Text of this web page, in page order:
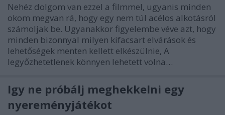
Nehéz dolgom van ezzel a filmmel, ugyanis minden
okom megvan rá, hogy egy nem túl acélos alkotásról
számoljak be. Ugyanakkor figyelembe véve azt, hogy
minden bizonnyal milyen kifacsart elvárások és
lehetőségek menten kellett elkészülnie, A
legyőzhetetlenek könnyen lehetett volna…
Így ne próbálj meghekkelni egy
nyereményjátékot